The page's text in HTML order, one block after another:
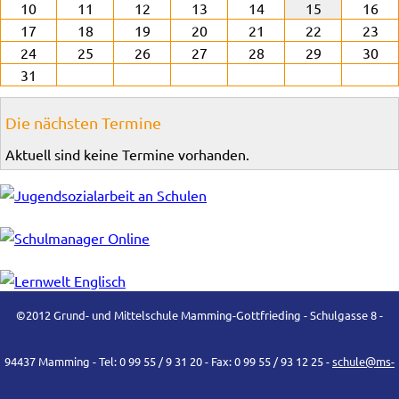
10
11 12 13 14 15
16
17
18 19 20 21 22
23
24
25 26 27 28 29
30
31
Die nächsten Termine
Aktuell sind keine Termine vorhanden.
©2012 Grund- und Mittelschule Mamming-Gottfrieding - Schulgasse 8 -
94437 Mamming - Tel: 0 99 55 / 9 31 20 - Fax: 0 99 55 / 93 12 25 -schule@ms-